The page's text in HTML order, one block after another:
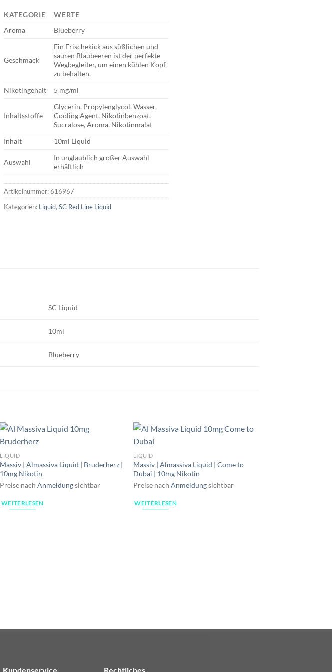
KATEGORIE
WERTE
Aroma
Blueberry
Geschmack
Ein Frischekick aus süßlichen und
sauren Blaubeeren ist der perfekte
Wegbegleiter, um einen kühlen Kopf
zu behalten.
Nikotingehalt
5 mg/ml
Inhaltsstoffe
Glycerin, Propylenglycol, Wasser,
Cooling Agent, Nikotinbenzoat,
Sucralose, Aroma, Nikotinmalat
Inhalt
10ml Liquid
Auswahl
In unglaublich großer Auswahl
erhältlich
Artikelnummer:616967
Kategorien: Liquid, SC Red Line Liquid
SC Liquid
10ml
Blueberry
LIQUID
Massiv | Almassiva Liquid | Bruderherz |
10mg Nikotin
Preise nachAnmeldungsichtbar
WEITERLESEN
LIQUID
Massiv | Almassiva Liquid | Come to
Dubai | 10mg Nikotin
Preise nach Anmeldungsichtbar
WEITERLESEN